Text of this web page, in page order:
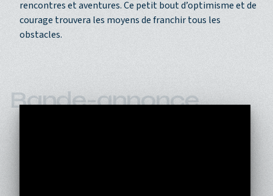
rencontres et aventures. Ce petit bout d’optimisme et de
courage trouvera les moyens de franchir tous les
obstacles.
Bande-annonce